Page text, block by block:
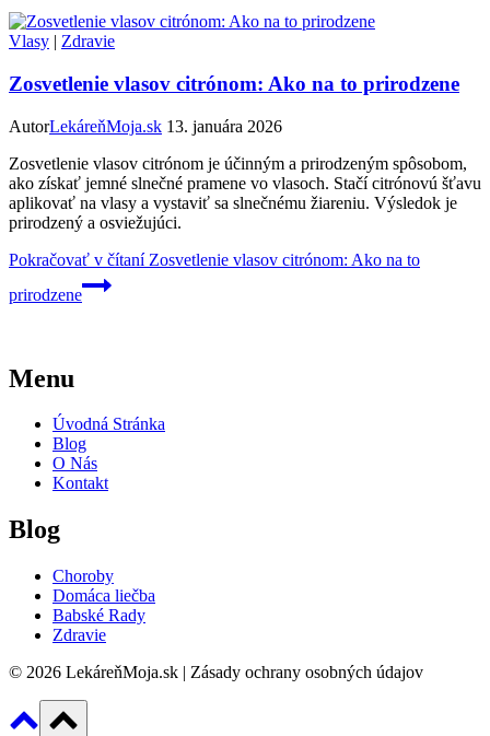
Vlasy | Zdravie
Zosvetlenie vlasov citrónom: Ako na to prirodzene
AutorLekáreňMoja.sk 13. januára 2026
Zosvetlenie vlasov citrónom je účinným a prirodzeným spôsobom,
ako získať jemné slnečné pramene vo vlasoch. Stačí citrónovú šťavu
aplikovať na vlasy a vystaviť sa slnečnému žiareniu. Výsledok je
prirodzený a osviežujúci.
Pokračovať v čítaníZosvetlenie vlasov citrónom: Ako na to
prirodzene
Menu
Úvodná Stránka
Blog
O Nás
Kontakt
Blog
Choroby
Domáca liečba
Babské Rady
Zdravie
© 2026 LekáreňMoja.sk | Zásady ochrany osobných údajov